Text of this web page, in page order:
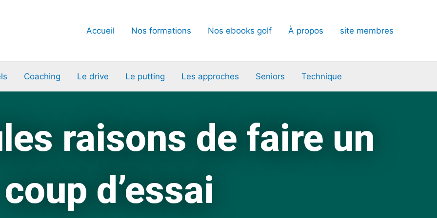
Accueil Nos formations Nos ebooks golf À propos site membres
Coaching Le drive Le putting Les approches Seniors Technique
raisons de faire un
coup d’essai